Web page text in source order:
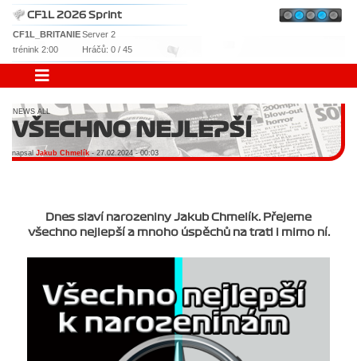
CF1L 2026 Sprint
CF1L_BRITANIEServer 2
trénink 2:00
Hráčů: 0 / 45
NEWS ALL
VŠECHNO NEJLEPŠÍ
napsal Jakub Chmelík- 27.02.2024 - 00:03
Dnes slaví narozeniny Jakub Chmelík. Přejeme
všechno nejlepší a mnoho úspěchů na trati i mimo ní.